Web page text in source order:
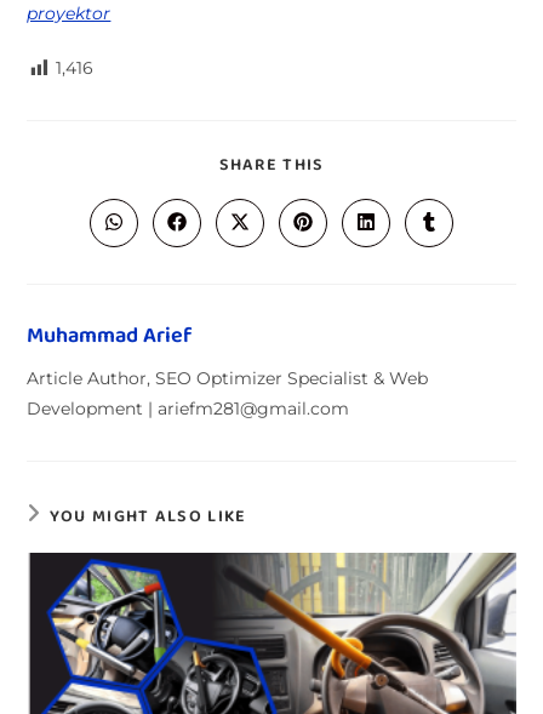
proyektor
1,416
SHARE THIS
Muhammad Arief
Article Author, SEO Optimizer Specialist & Web
Development | ariefm281@gmail.com
YOU MIGHT ALSO LIKE